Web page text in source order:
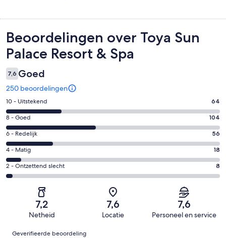
Beoordelingen
Beoordelingen over Toya Sun
Palace Resort & Spa
7,6 Goed
250 beoordelingen
Gastenscore:
10
-
Uitstekend.
64
van
250
beoordelingen
10 - Uitstekend 64
Gastenscore:
8
-
Goed.
104
van
250
beoordelingen
8 - Goed 104
Gastenscore:
6
-
Redelijk.
56
beoordelingen
6 - Redelijk 56
Gastenscore:
4
-
4 - Matig 18
Gastenscore:
2
Ontzettend
van
2 - Ontzettend slecht 8
7,2
Netheid
7,6
Locatie
7,6
Personeel en service
Beoordelingen
Geverifieerde beoordeling